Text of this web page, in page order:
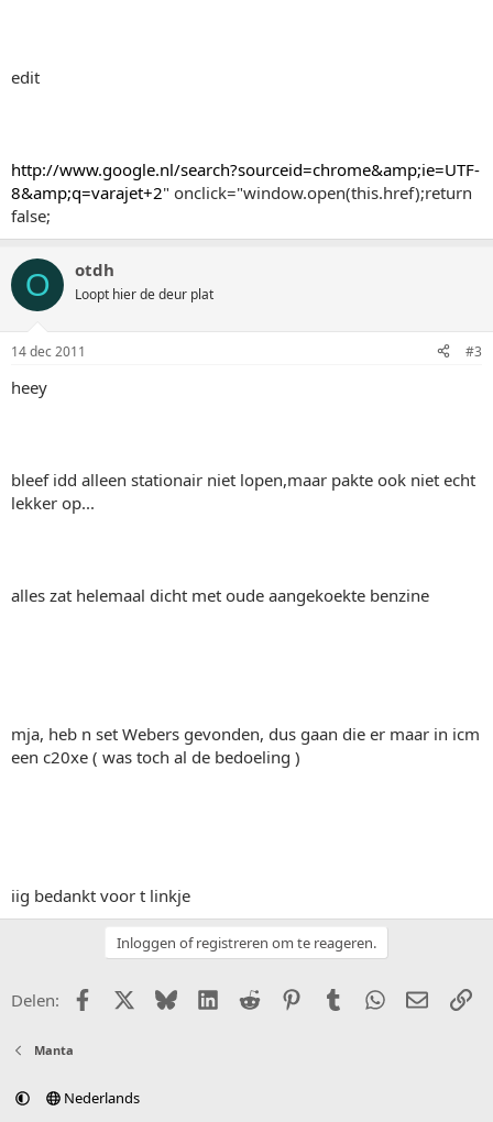
edit
http://www.google.nl/search?sourceid=chrome&amp;ie=UTF-
8&amp;q=varajet+2" onclick="window.open(this.href);return
false;
O otdh
Loopt hier de deur plat
14 dec 2011 #3
heey
bleef idd alleen stationair niet lopen,maar pakte ook niet echt
lekker op...
alles zat helemaal dicht met oude aangekoekte benzine
mja, heb n set Webers gevonden, dus gaan die er maar in icm
een c20xe ( was toch al de bedoeling )
iig bedankt voor t linkje
Inloggen of registreren om te reageren.
Delen: FacebookX (Twitter)
BlueskyLinkedIn
Reddit PinterestTumblr WhatsApp
E-mail
Manta
Nederlands